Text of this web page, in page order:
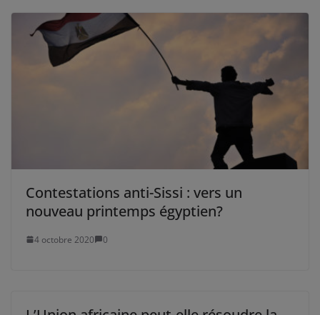
Contestations anti-Sissi : vers un
nouveau printemps égyptien?
4 octobre 2020 0